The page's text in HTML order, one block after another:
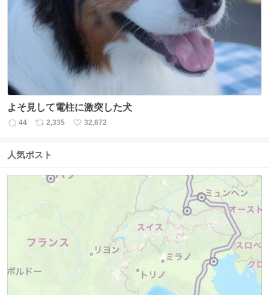
ト
数
よそ見して電柱に激突した犬
返
数
44
リ
ス
数
2,335
い
32,672
人気ポスト